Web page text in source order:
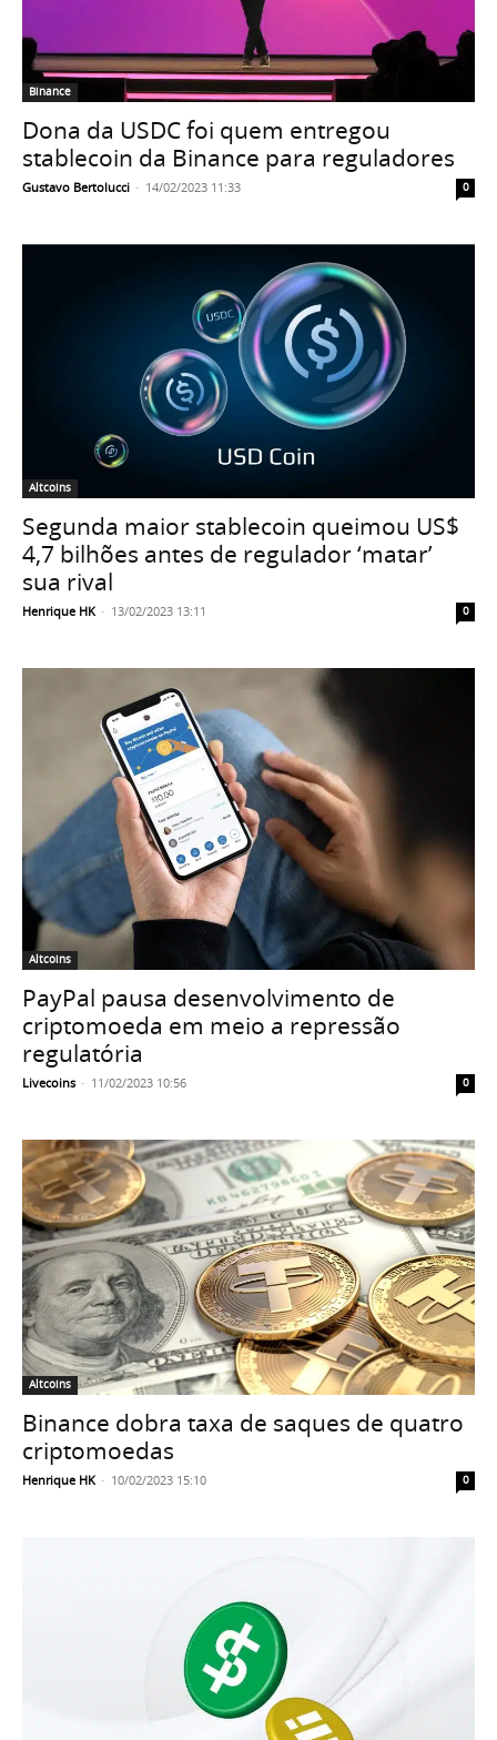
Binance
Dona da USDC foi quem entregou
stablecoin da Binance para reguladores
Gustavo Bertolucci - 14/02/2023 11:33 0
Altcoins
Segunda maior stablecoin queimou US$
4,7 bilhões antes de regulador ‘matar’
sua rival
Henrique HK - 13/02/2023 13:11 0
Altcoins
PayPal pausa desenvolvimento de
criptomoeda em meio a repressão
regulatória
Livecoins - 11/02/2023 10:56 0
Altcoins
Binance dobra taxa de saques de quatro
criptomoedas
Henrique HK - 10/02/2023 15:10 0